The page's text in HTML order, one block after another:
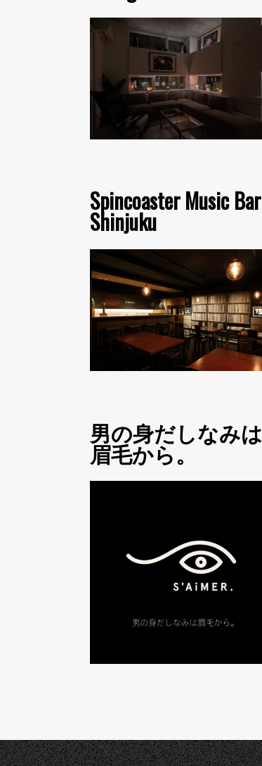
Spincoaster Music Bar
Shinjuku
男の身だしなみは
眉毛から。